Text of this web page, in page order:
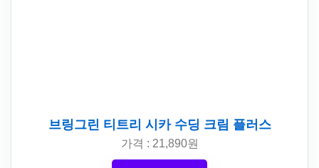
브링그린 티트리 시카 수딩 크림 플러스
가격 : 21,890원